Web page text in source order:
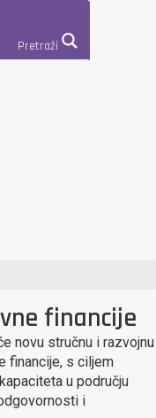
Pretraži
financije
novu stručnu i razvojnu
financije, s ciljem
u području
i